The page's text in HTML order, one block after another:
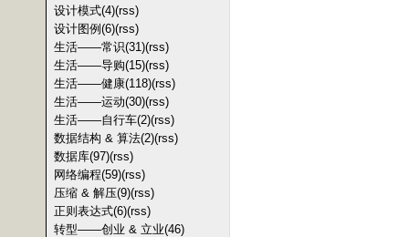
设计模式(4)(rss)
设计图例(6)(rss)
生活——常识(31)(rss)
生活——导购(15)(rss)
生活——健康(118)(rss)
生活——运动(30)(rss)
生活——自行车(2)(rss)
数据结构 & 算法(2)(rss)
数据库(97)(rss)
网络编程(59)(rss)
压缩 & 解压(9)(rss)
正则表达式(6)(rss)
转型——创业 & 立业(46)